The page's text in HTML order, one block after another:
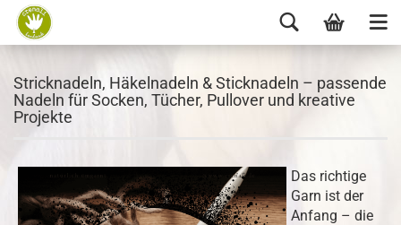
Stricknadeln, Häkelnadeln & Sticknadeln – passende
Nadeln für Socken, Tücher, Pullover und kreative
Projekte
Das richtige
Garn ist der
Anfang – die